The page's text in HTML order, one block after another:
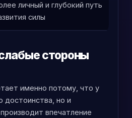
личный и глубокий путь
силы
стороны
именно потому, что у
достоинства, но и
впечатление